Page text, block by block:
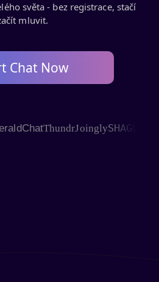
světa - bez registrace, stačí
mluvit.
Chat Now
ThundrJoinglySHAGLE